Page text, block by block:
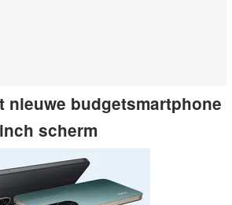
nieuwe budgetsmartphone
scherm